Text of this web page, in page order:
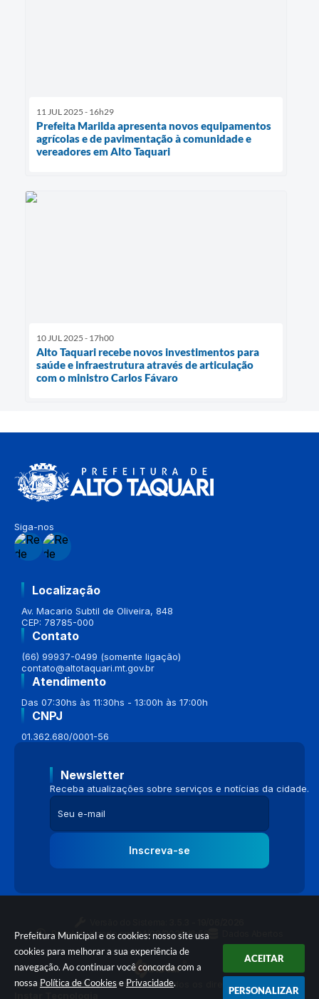
Prefeitura Municipal e os cookies: nosso site usa
cookies para melhorar a sua experiência de
navegação. Ao continuar você concorda com a
nossa Política de Cookies e Privacidade.
ACEITAR
PERSONALIZAR
11 JUL 2025 - 16h29
Prefeita Marilda apresenta novos equipamentos
agrícolas e de pavimentação à comunidade e
vereadores em Alto Taquari
10 JUL 2025 - 17h00
Alto Taquari recebe novos investimentos para
saúde e infraestrutura através de articulação
com o ministro Carlos Fávaro
Siga-nos
Localização
Av. Macario Subtil de Oliveira, 848
CEP: 78785-000
Contato
(66) 99937-0499 (somente ligação)
contato@altotaquari.mt.gov.br
Atendimento
Das 07:30hs às 11:30hs - 13:00h às 17:00h
CNPJ
01.362.680/0001-56
Newsletter
Receba atualizações sobre serviços e notícias da cidade.
Inscreva-se
Portal atualizado em:04/08/2026 16:58
© Copyright Instar - 2006-2026. Todos os direitos reservados -